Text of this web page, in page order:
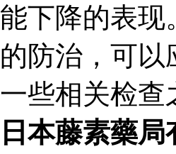
能下降的表现
的防治，可以
一些相关检查
日本藤素藥局